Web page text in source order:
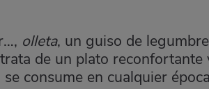
olleta, un guiso de
de un plato
consume en cualquier